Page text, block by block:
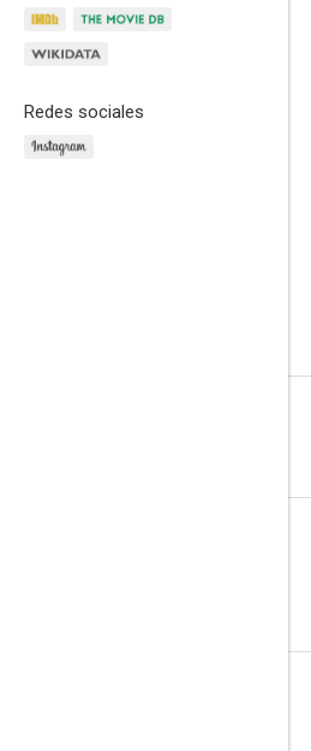
Redes sociales